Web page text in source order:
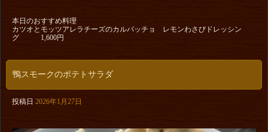
本日のおすすめ料理
カツオとモッツアレラチーズのカルパッチョ レモンわさびドレッシン
グ 1,600円
鴨スモークのポテトサラダ
投稿日 2026年1月27日